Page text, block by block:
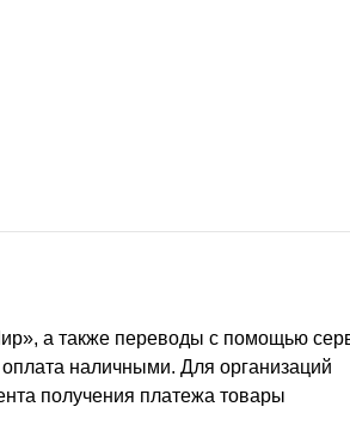
а также переводы с помощью
наличными. Для организаций
получения платежа товары